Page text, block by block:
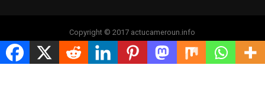
Copyright © 2017 actucameroun.info
Rejoindre notre groupe télégram pour avoir les dernières
infosCliquez ici